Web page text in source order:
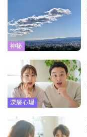
神秘
深層心理